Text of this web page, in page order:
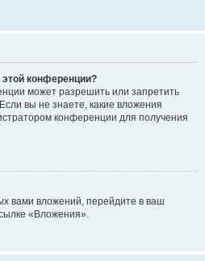
конференции?
может разрешить или запретить
вы не знаете, какие вложения
конференции для получения
вами вложений, перейдите в ваш
«Вложения».